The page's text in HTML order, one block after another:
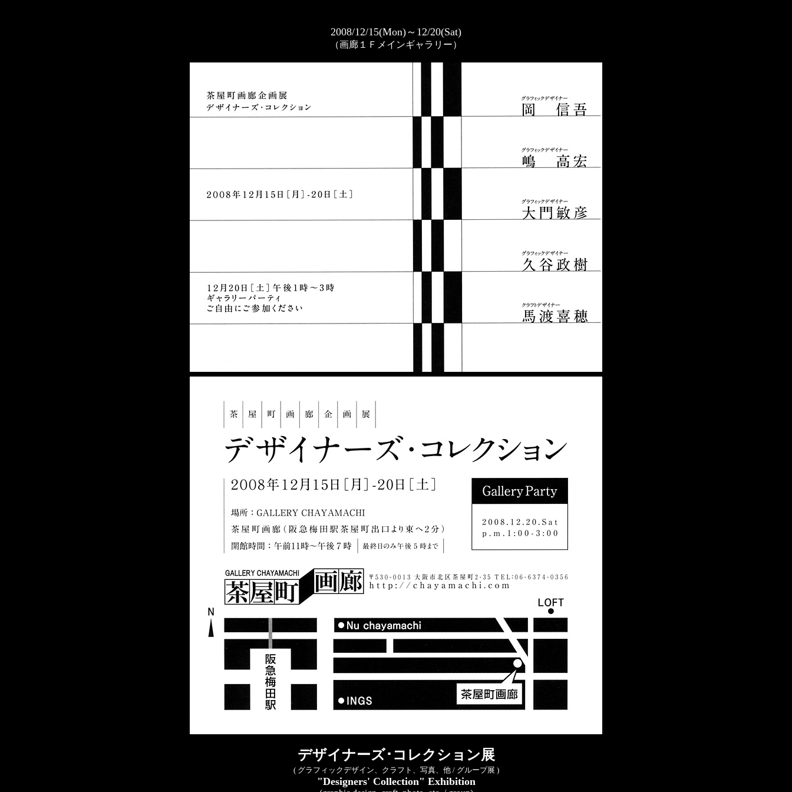
2008/12/15(Mon)～12/20(Sat)
（画廊１Ｆメインギャラリー）
デザイナーズ･コレクション展
( グラフィックデザイン、クラフト、写真、他 / グループ展 )
"Designers' Collection" Exhibition